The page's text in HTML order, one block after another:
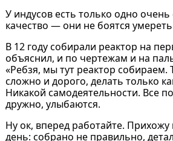
У индусов есть только одно очень
качество — они не боятся
В 12 году собирали реактор на
объяснил, и по чертежам и на
«Ребзя, мы тут реактор собираем.
сложно и дорого, делать только
Никакой самодеятельности. Все
дружно, улыбаются.
Ну ок, вперед работайте.
день: собрано не правильно,